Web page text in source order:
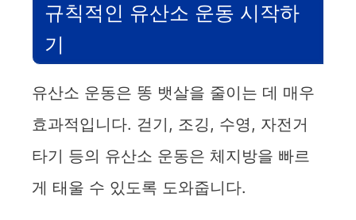
규칙적인 유산소 운동 시작하
기
유산소 운동은 똥 뱃살을 줄이는 데 매우
효과적입니다. 걷기, 조깅, 수영, 자전거
타기 등의 유산소 운동은 체지방을 빠르
게 태울 수 있도록 도와줍니다.